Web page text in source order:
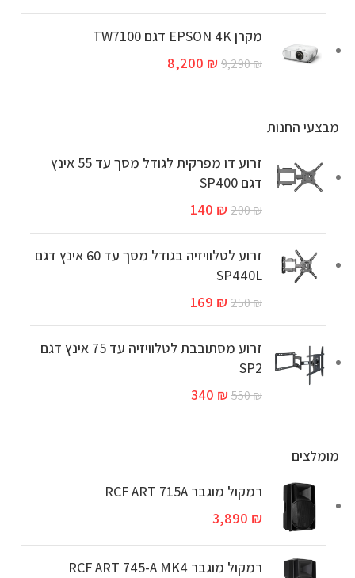
מקרן EPSON 4K דגם TW7100
9,290₪
8,200 ₪
מבצעי החנות
זרוע דו מפרקית לגודל מסך עד 55 אינץ
דגם SP400
200₪
140 ₪
זרוע לטלוויזיה בגודל מסך עד 60 אינץ דגם
SP440L
250₪
169 ₪
זרוע מסתובבת לטלוויזיה עד 75 אינץ דגם
SP2
550₪
340 ₪
מומלצים
רמקול מוגבר RCF ART 715A
3,890 ₪
‏רמקול מוגבר RCF ART 745-A MK4